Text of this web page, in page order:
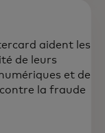
aident les
de leurs
et de
la fraude